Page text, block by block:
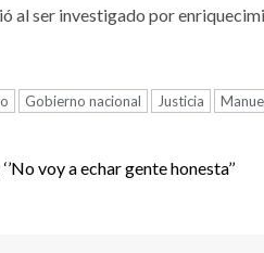
al ser investigado por
Gobierno nacional Justicia
voy a echar gente honesta’’